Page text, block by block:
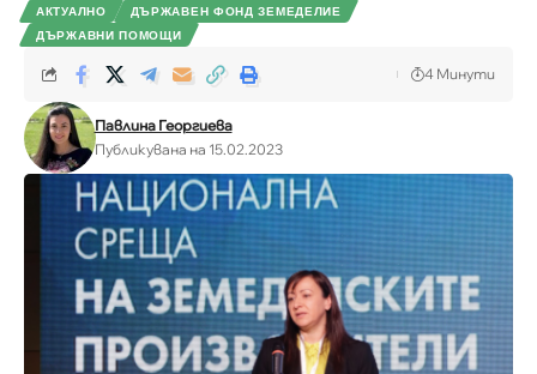
АКТУАЛНО
ДЪРЖАВЕН ФОНД ЗЕМЕДЕЛИЕ
ДЪРЖАВНИ ПОМОЩИ
Павлина Георгиева
Публикувана на 15.02.2023
4 Минути